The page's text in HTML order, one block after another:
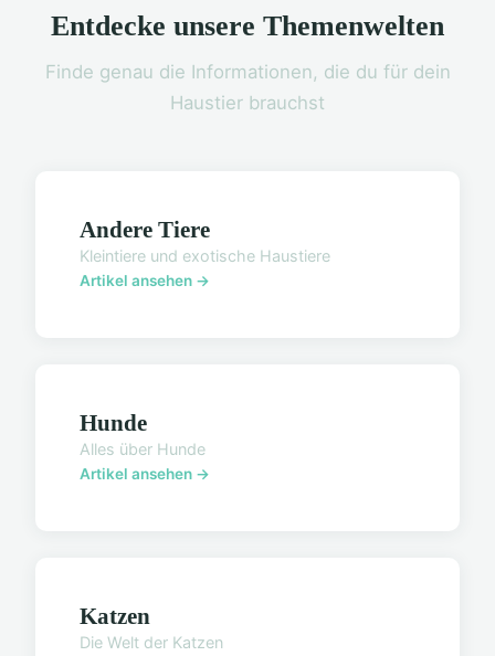
Entdecke unsere Themenwelten
Finde genau die Informationen, die du für dein
Haustier brauchst
Andere Tiere
Kleintiere und exotische Haustiere
Artikel ansehen →
Hunde
Alles über Hunde
Artikel ansehen →
Katzen
Die Welt der Katzen